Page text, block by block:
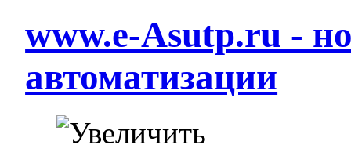
www.e-Asutp.ru -
автоматизации